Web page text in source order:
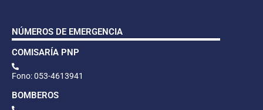
NÚMEROS DE EMERGENCIA
COMISARÍA PNP
Fono: 053-4613941
BOMBEROS